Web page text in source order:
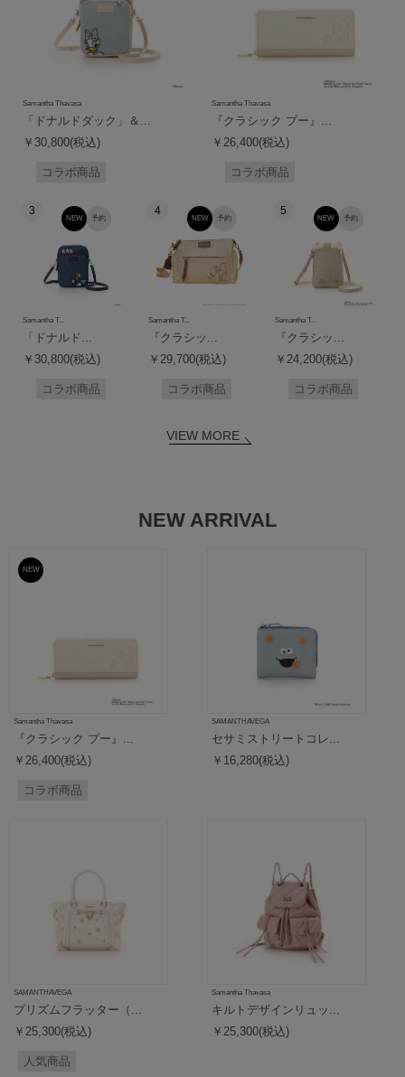
Samantha Thavasa
「ドナルドダック」＆...
￥30,800(税込)
コラボ商品
Samantha Thavasa
『クラシック プー』...
￥26,400(税込)
コラボ商品
3
予約
NEW
Samantha T...
「ドナルド...
￥30,800(税込)
コラボ商品
4
予約
NEW
Samantha T...
『クラシッ...
￥29,700(税込)
コラボ商品
5
予約
NEW
Samantha T...
『クラシッ...
￥24,200(税込)
コラボ商品
VIEW MORE
NEW ARRIVAL
予約
NEW
Samantha Thavasa
『クラシック プー』...
￥26,400(税込)
コラボ商品
SAMANTHAVEGA
セサミストリートコレ...
￥16,280(税込)
SAMANTHAVEGA
プリズムフラッター（...
￥25,300(税込)
人気商品
Samantha Thavasa
キルトデザインリュッ...
￥25,300(税込)